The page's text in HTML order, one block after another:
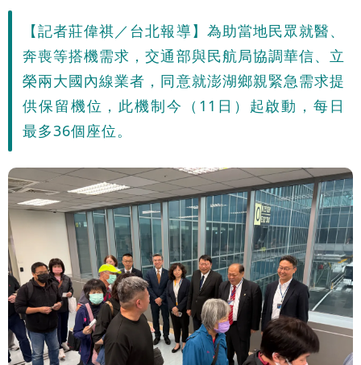
次看
慈濟遭詐10億 他點名顏博文下台：認
錯有那麼難嗎？
颱風相當有感！海警持續到明晨 北部風
雨這時才變小
五月天冠佑20歲女兒「遭AI假造不雅影
標準
離核戰更近？美軍擬鬆綁川普動用戰術性
核武
【記者莊偉祺／台北報導】為助當地民眾就醫、
奔喪等搭機需求，交通部與民航局協調華信、立
榮兩大國內線業者，同意就澎湖鄉親緊急需求提
供保留機位，此機制今（11日）起啟動，每日
最多36個座位。